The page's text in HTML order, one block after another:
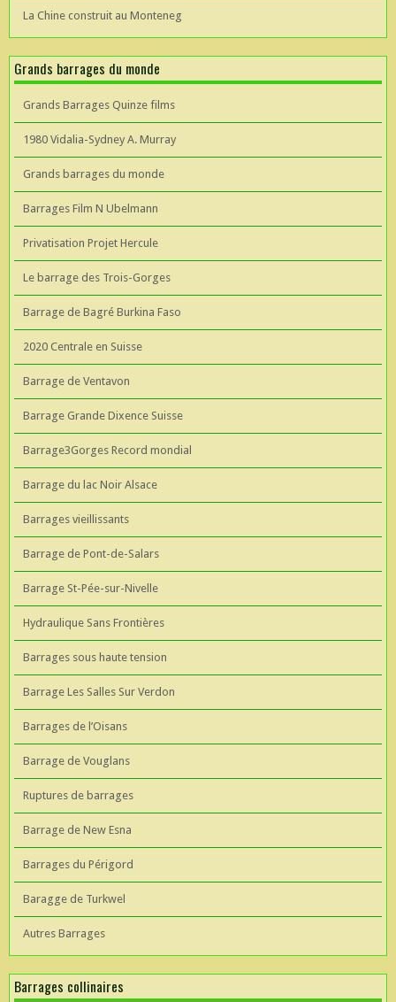
La Chine construit au Monteneg
Grands barrages du monde
Grands Barrages Quinze films
1980 Vidalia-Sydney A. Murray
Grands barrages du monde
Barrages Film N Ubelmann
Privatisation Projet Hercule
Le barrage des Trois-Gorges
Barrage de Bagré Burkina Faso
2020 Centrale en Suisse
Barrage de Ventavon
Barrage Grande Dixence Suisse
Barrage3Gorges Record mondial
Barrage du lac Noir Alsace
Barrages vieillissants
Barrage de Pont-de-Salars
Barrage St-Pée-sur-Nivelle
Hydraulique Sans Frontières
Barrages sous haute tension
Barrage Les Salles Sur Verdon
Barrages de l’Oisans
Barrage de Vouglans
Ruptures de barrages
Barrage de New Esna
Barrages du Périgord
Baragge de Turkwel
Autres Barrages
Barrages collinaires